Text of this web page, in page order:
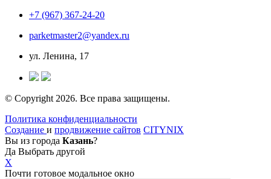
+7 (967) 367-24-20
parketmaster2@yandex.ru
ул. Ленина, 17
© Copyright 2026. Все права защищены.
Политика конфиденциальности
Создание и продвижение сайтов CITYNIX
Вы из города Казань?
Да Выбрать другой
X
Почти готовое модальное окно